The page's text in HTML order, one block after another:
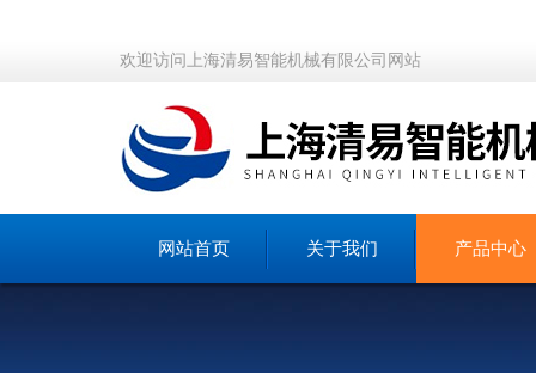
欢迎访问上海清易智能机械有限公司网站
网站首页 关于我们 产品中心